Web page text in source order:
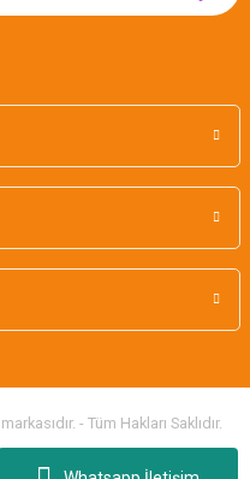
- Tüm Hakları Saklıdır.